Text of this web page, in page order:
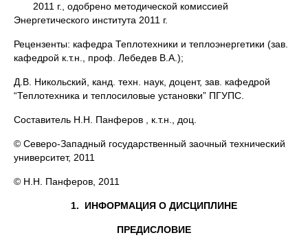
2011 г., одобрено методической комиссией
Энергетического института 2011 г.
Рецензенты: кафедра Теплотехники и теплоэнергетики (зав.
кафедрой к.т.н., проф. Лебедев В.А.);
Д.В. Никольский, канд. техн. наук, доцент, зав. кафедрой
“Теплотехника и теплосиловые установки” ПГУПС.
Составитель Н.Н. Панферов , к.т.н., доц.
© Северо-Западный государственный заочный технический
университет, 2011
© Н.Н. Панферов, 2011
1. ИНФОРМАЦИЯ О ДИСЦИПЛИНЕ
ПРЕДИСЛОВИЕ